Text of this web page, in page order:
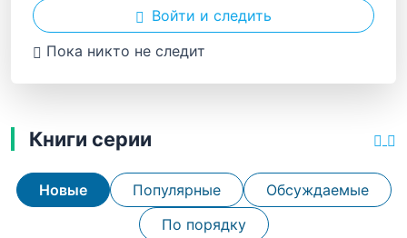
Войти и следить
Пока никто не следит
Книги серии
Новые Популярные
Обсуждаемые
По порядку